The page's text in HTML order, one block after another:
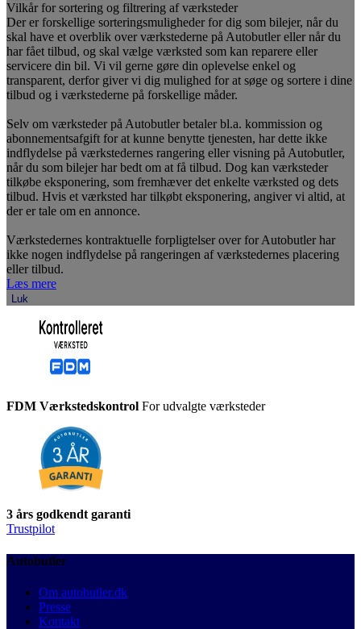
Vilkår for sortering og filtrering af værksteder
Der er forskellige sorteringsmuligheder for dig som bilejer, når du
skal have et overblik over værkstederne på Autobutler eller når du
har fået tilbud, og skal vælge værksted som kan reparere eller
servicere din bil. Vi vil gerne gøre din oplevelse enkel og
transparent, derfor giver vi dig mulighed for at søge og sortere i dine
tilbud og i værkstederne på forskellige måder.
Selv om værksteder på Autobutler betaler bl.a. kommission og
abonnementsafgift for at kunne benytte tjenesten, har dette ikke
indflydelse på værkstedernes rangering eller visning på Autobutler,
når du som bilejer har bedt om at få tilbud. Dog kan værksteder
tilkøbe eksponering, som fremhæver det enkelte værksted og dets
tilbud. Hvis et værksted har tilkøbt eksponering, angiver vi altid, at
der er tale om en annonce.
Værkstedernes kontraktuelle forpligtelser over for Autobutler har
ikke nogen indflydelse på rangeringen af værkstedernes placering
eller tilbud.
Læs mere
Luk
FDM Værkstedskontrol For udvalgte værksteder
3 års godkendt garanti
Trustpilot
Autobutler
Om autobutler.dk
Presse
Kontakt